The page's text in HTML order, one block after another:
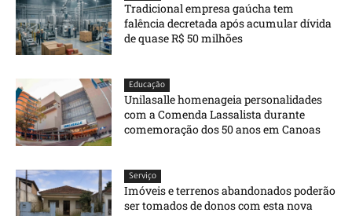
Tradicional empresa gaúcha tem
falência decretada após acumular dívida
de quase R$ 50 milhões
Educação
Unilasalle homenageia personalidades
com a Comenda Lassalista durante
comemoração dos 50 anos em Canoas
Serviço
Imóveis e terrenos abandonados poderão
ser tomados de donos com esta nova